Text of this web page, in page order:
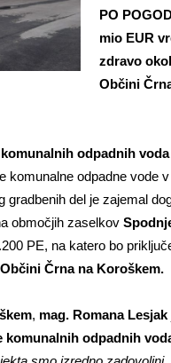
PO
mio EUR
zdravo
Občini
odpadnih
komunalne odpadne vode
gradbenih del je zajemal
območjih zaselkov
PE, na katero bo
Občini Črna na Koroškem.
, mag. Romana Lesjak
komunalnih odpadnih